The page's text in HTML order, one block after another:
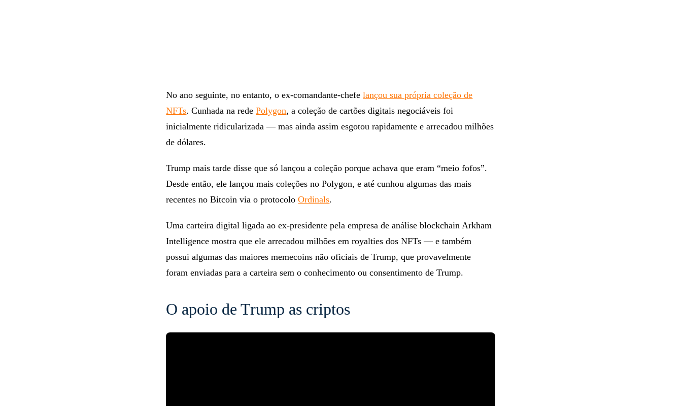
No ano seguinte, no entanto, o ex-comandante-chefelançou sua própria coleção de
NFTs. Cunhada na redePolygon, a coleção de cartões digitais negociáveis foi
inicialmente ridicularizada — mas ainda assim esgotou rapidamente e arrecadou milhões
de dólares.
Trump mais tarde disse que só lançou a coleção porque achava que eram “meio fofos”.
Desde então, ele lançou mais coleções no Polygon, e até cunhou algumas das mais
recentes no Bitcoin via o protocoloOrdinals.
Uma carteira digital ligada ao ex-presidente pela empresa de análise blockchain Arkham
Intelligence mostra que ele arrecadou milhões em royalties dos NFTs — e também
possui algumas das maiores memecoins não oficiais de Trump, que provavelmente
foram enviadas para a carteira sem o conhecimento ou consentimento de Trump.
O apoio de Trump as criptos